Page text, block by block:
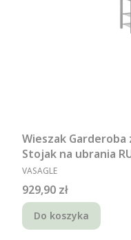
Wieszak Garderoba
Stojak na ubrania
PRODUCENT
VASAGLE
Cena
929,90 zł
Do koszyka